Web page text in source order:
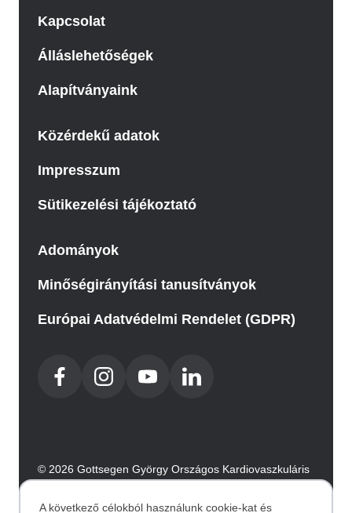
Kapcsolat
Álláslehetőségek
Alapítványaink
Közérdekű adatok
Impresszum
Sütikezelési tájékoztató
Adományok
Minőségirányítási tanusítványok
Európai Adatvédelmi Rendelet (GDPR)
© 2026 Gottsegen György Országos Kardiovaszkuláris
Intézet. Minden jog fenntartva.
A következő célokból használunk cookie-kat és